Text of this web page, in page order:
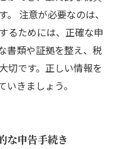
注意が必要なのは、
るためには、正確な申
書類や証拠を整え、税
切です。正しい情報を
きましょう。
な申告手続き